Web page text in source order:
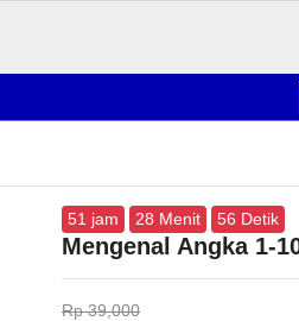
51 jam 28 Menit 55 Detik
Mengenal Angka 1-
Rp 39,000